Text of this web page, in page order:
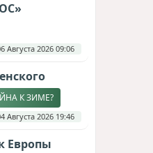
Августа 2026 09:06
К ЗИМЕ?
Августа 2026 19:46
Европы